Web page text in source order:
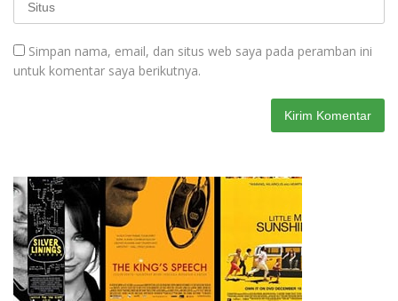
Simpan nama, email, dan situs web saya pada peramban ini
untuk komentar saya berikutnya.